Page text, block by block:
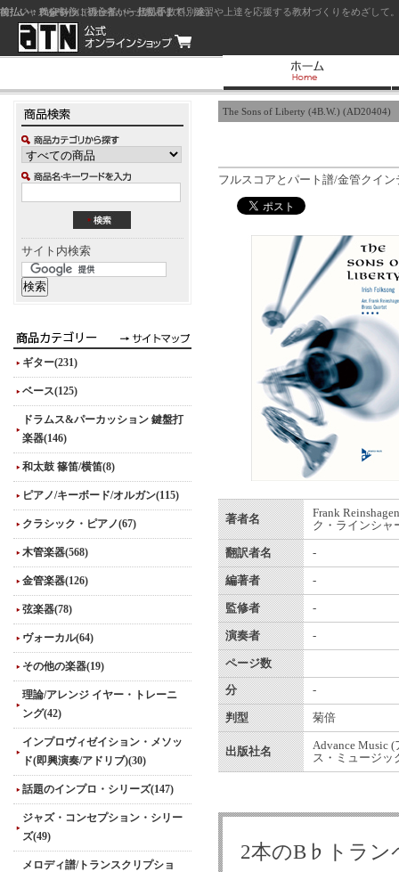
ジャズを中心に初心者から上級者まで、練習や上達を応援する教材づくりをめざし
サイト内検索
ギター(231)
ベース(125)
ドラムス&パーカッション 鍵盤打
楽器(146)
和太鼓 篠笛/横笛(8)
ピアノ/キーボード/オルガン(115)
クラシック・ピアノ(67)
木管楽器(568)
金管楽器(126)
弦楽器(78)
ヴォーカル(64)
その他の楽器(19)
理論/アレンジ イヤー・トレーニ
ング(42)
インプロヴィゼイション・メソッ
ド(即興演奏/アドリブ)(30)
話題のインプロ・シリーズ(147)
ジャズ・コンセプション・シリー
ズ(49)
メロディ譜/トランスクリプショ
The Sons of Liberty (4B.W.) (AD20404)
フルスコアとパート譜/金管クイ
著者名
Frank
ク・ラインシャ
翻訳者名 -
編著者 -
監修者 -
演奏者 -
ページ数
分 -
判型 菊倍
出版社名
Advance Music (
ス・ミュージッ
2本のB♭トラン
前払い：クレジットカード（一括払い）
後払い：代金引換（現金払い・代引手数料別途）
前払い：PayPay